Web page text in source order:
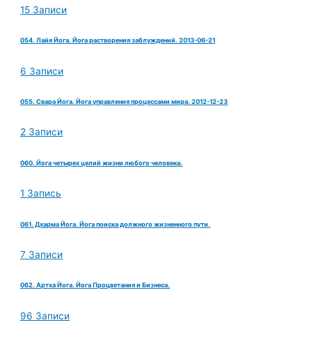
15 Записи
054. Лайя Йога. Йога растворения заблуждений. 2013-06-21
6 Записи
055. Свара Йога. Йога управления процессами мира. 2012-12-23
2 Записи
060. Йога четырех целий жизни любого человека.
1 Запись
061. Дхарма Йога. Йога поиска должного жизненного пути.
7 Записи
062. Артха Йога. Йога Процветания и Бизнеса.
96 Записи